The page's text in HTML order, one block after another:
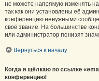
не можете напрямую изменять
так как они установлены её
конференцию ненужными
своё звание. На большинстве
или администратор понизят
Вернуться к началу
Когда я щёлкаю по ссылке
конференцию!